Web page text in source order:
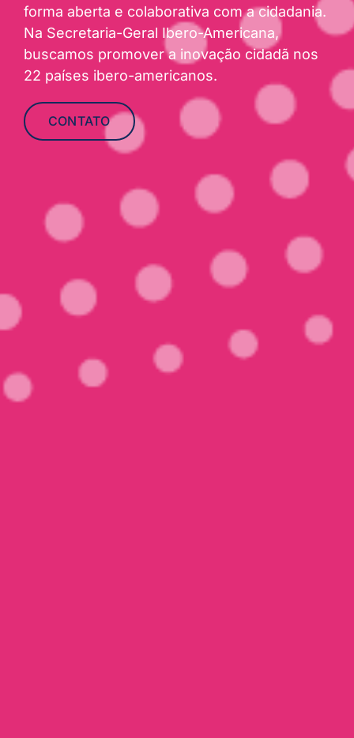
forma aberta e colaborativa com a cidadania.
Na Secretaria-Geral Ibero-Americana,
buscamos promover a inovação cidadã nos
22 países ibero-americanos.
CONTATO